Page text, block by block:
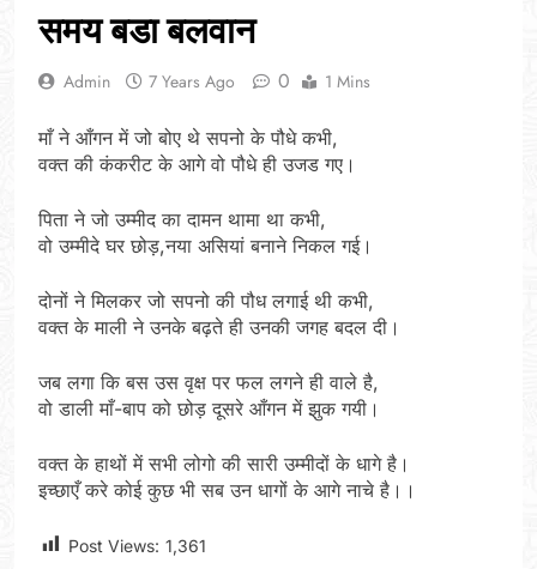
समय बडा बलवान
Admin 7 Years Ago 0 1 Mins
माँ ने आँगन में जो बोए थे सपनो के पौधे कभी,
वक्त की कंकरीट के आगे वो पौधे ही उजड गए।
पिता ने जो उम्मीद का दामन थामा था कभी,
वो उम्मीदे घर छोड़,नया असियां बनाने निकल गई।
दोनों ने मिलकर जो सपनो की पौध लगाई थी कभी,
वक्त के माली ने उनके बढ़ते ही उनकी जगह बदल दी।
जब लगा कि बस उस वृक्ष पर फल लगने ही वाले है,
वो डाली माँ-बाप को छोड़ दूसरे आँगन में झुक गयी।
वक्त के हाथों में सभी लोगो की सारी उम्मीदों के धागे है।
इच्छाएँ करे कोई कुछ भी सब उन धागों के आगे नाचे है।।
Post Views: 1,361